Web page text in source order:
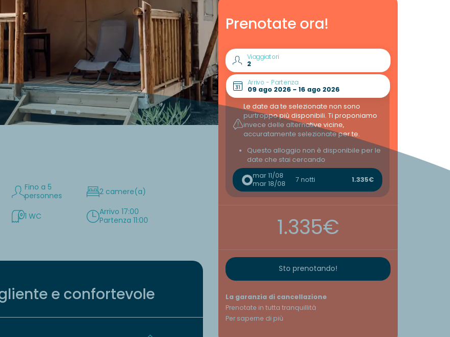
Prenotate ora!
Viaggiatori
Arrivo - Partenza
Le date da te selezionate non sono
purtroppo più disponibili. Ti proponiamo
invece delle alternative vicine,
accuratamente selezionate per te.
Questo alloggio non è disponibile per le
date che stai cercando
mar 11/08
mar 18/08
7 notti 1.335€
1.335€
Sto prenotando!
La garanzia di cancellazione
Prenotate in tutta tranquillità
Per saperne di più
Fino a 5
personnes
2 camere(a)
1 WC
Arrivo 17:00
Partenza 11:00
e confortevole